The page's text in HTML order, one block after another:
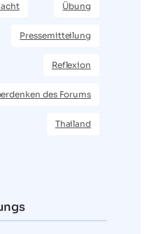
Übung
Pressemitteilung
Reflexion
des Forums
Thailand